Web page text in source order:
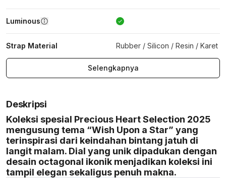
Luminous
Strap Material Rubber / Silicon / Resin / Karet
Selengkapnya
Deskripsi
Koleksi spesial Precious Heart Selection 2025
mengusung tema “Wish Upon a Star” yang
terinspirasi dari keindahan bintang jatuh di
langit malam. Dial yang unik dipadukan dengan
desain octagonal ikonik menjadikan koleksi ini
tampil elegan sekaligus penuh makna.